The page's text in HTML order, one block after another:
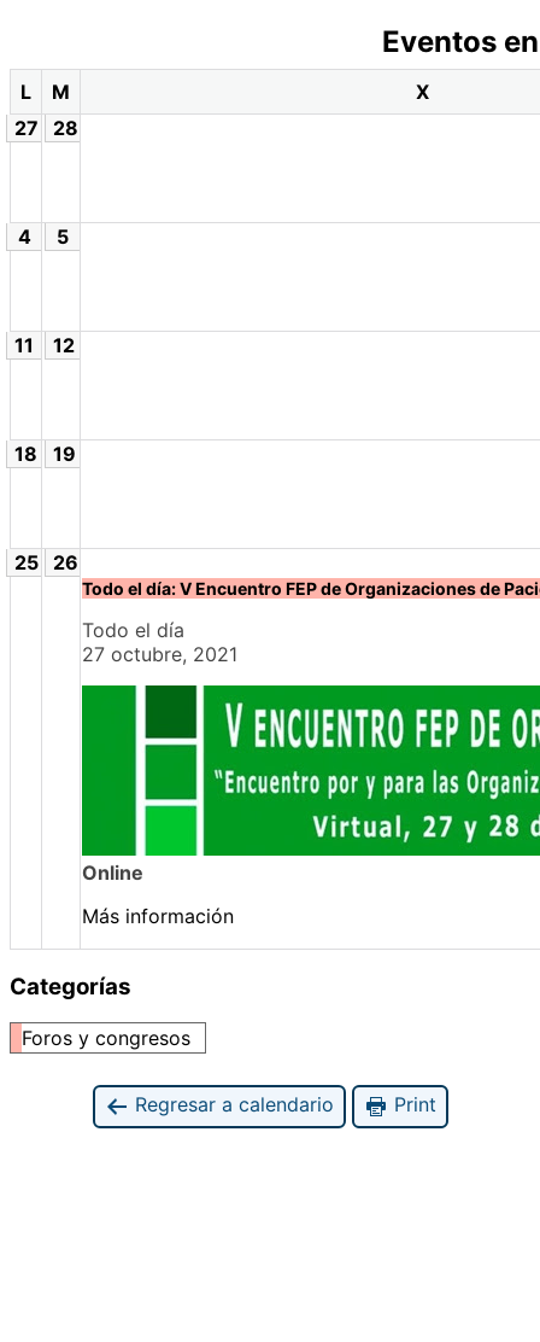
Eventos
L M
X
27
28
4 5
11 12
18 19
25 26
Todo el día: V Encuentro FEP de Organizaciones de
Todo el día
27 octubre, 2021
Online
Más información
Categorías
Foros y congresos
Regresar a calendario Print